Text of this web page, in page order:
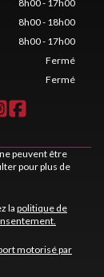
8h00 - 17h00
8h00 - 18h00
8h00 - 17h00
Fermé
Fermé
peuvent être
pour plus de
la politique de
motorisé par